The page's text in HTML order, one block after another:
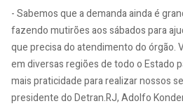
- Sabemos que a demanda ainda é
fazendo mutirões aos sábados para
que precisa do atendimento do órgão.
em diversas regiões de todo o Estado
mais praticidade para realizar nossos
presidente do Detran.RJ, Adolfo